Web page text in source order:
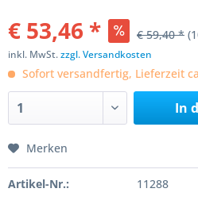
€ 53,46 * € 59,40 *
inkl. MwSt.zzgl. Versandkosten
Sofort versandfertig, Lieferzeit
In
Merken
Artikel-Nr.: 11288